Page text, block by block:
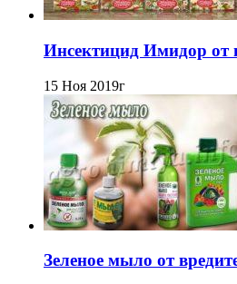
Инсектицид Имидор от
15 Ноя 2019г
Зеленое мыло от